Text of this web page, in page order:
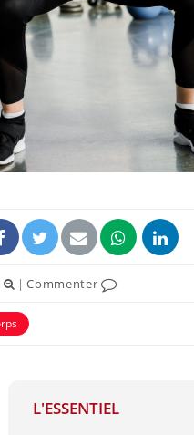
|Commenter
L'ESSENTIEL